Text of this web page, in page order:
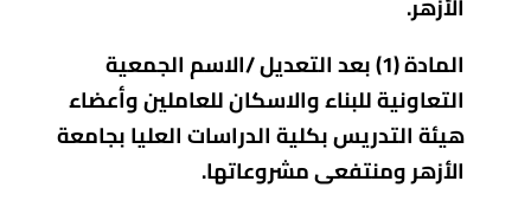
المادة (1) بعد التعديل /الاسم الجمعية
التعاونية للبناء والاسكان للعاملين وأعضاء
هيئة التدريس بكلية الدراسات العليا بجامعة
الأزهر ومنتفعى مشروعاتها.